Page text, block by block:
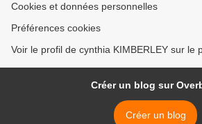
Cookies et données personnelles
Préférences cookies
Voir le profil de cynthia KIMBERLEY sur le
Créer un blog sur
Créer un blog